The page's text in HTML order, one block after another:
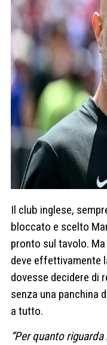
Il club inglese,
bloccato e scelto
pronto sul tavolo.
deve effettivamente
dovesse decidere di
senza una panchina
a tutto.
“Per quanto riguarda